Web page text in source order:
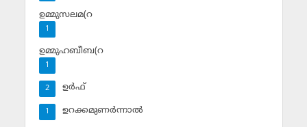
ഉമ്മുസലമ(റ
1
ഉമ്മുഹബീബ(റ
1
ഉര്‍ഫ്
2
ഉറക്കമുണര്‍ന്നാല്‍
1